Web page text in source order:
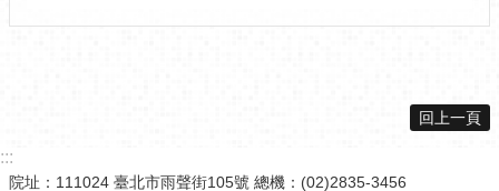
回上一頁
:::
院址：111024 臺北市雨聲街105號 總機：(02)2835-3456